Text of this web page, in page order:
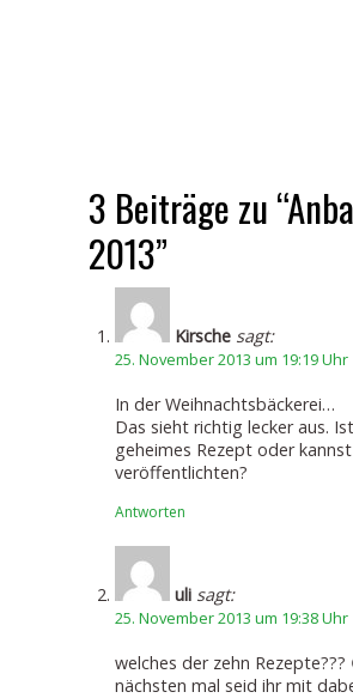
3 Beiträge zu
2013”
Kirsche sagt:
25. November 2013 um 19:19 Uhr
In der Weihnachtsbäckerei…
Das sieht richtig lecker aus.
geheimes Rezept oder
veröffentlichten?
Antworten
uli sagt:
25. November 2013 um 19:38 Uhr
welches der zehn Rezepte???
nächsten mal seid ihr mit